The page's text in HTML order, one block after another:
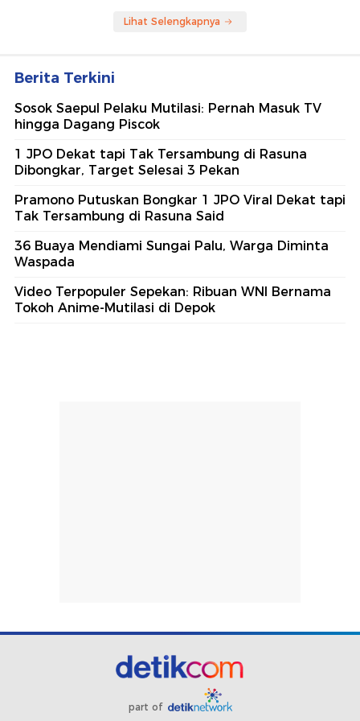
Lihat Selengkapnya
Berita Terkini
Sosok Saepul Pelaku Mutilasi: Pernah Masuk TV
hingga Dagang Piscok
1 JPO Dekat tapi Tak Tersambung di Rasuna
Dibongkar, Target Selesai 3 Pekan
Pramono Putuskan Bongkar 1 JPO Viral Dekat tapi
Tak Tersambung di Rasuna Said
36 Buaya Mendiami Sungai Palu, Warga Diminta
Waspada
Video Terpopuler Sepekan: Ribuan WNI Bernama
Tokoh Anime-Mutilasi di Depok
part of